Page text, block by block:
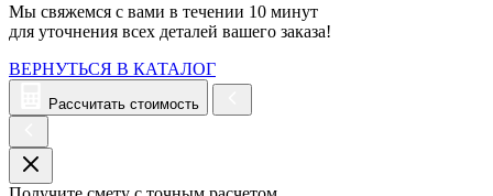
Мы свяжемся с вами в течении 10 минут
для уточнения всех деталей вашего заказа!
ВЕРНУТЬСЯ В КАТАЛОГ
Рассчитать стоимость